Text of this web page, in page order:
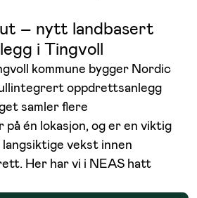
– nytt landbasert
i Tingvoll
kommune bygger Nordic
oppdrettsanlegg
samler flere
én lokasjon, og er en viktig
vekst innen
Her har vi i NEAS hatt